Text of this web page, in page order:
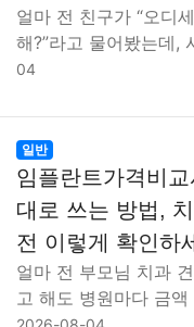
얼마 전 친구가 “오디
해?”라고 물어봤는데,
04
일반
임플란트가격비교
대로 쓰는 방법, 치
전 이렇게 확인하
얼마 전 부모님 치과
고 해도 병원마다 금